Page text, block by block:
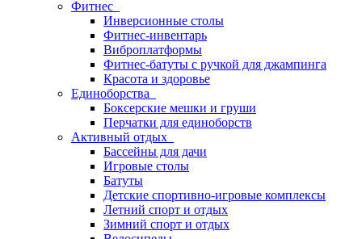
Фитнес
Инверсионные столы
Фитнес-инвентарь
Виброплатформы
Фитнес-батуты с ручкой для джампинга
Красота и здоровье
Единоборства
Боксерские мешки и груши
Перчатки для единоборств
Активный отдых
Бассейны для дачи
Игровые столы
Батуты
Детские спортивно-игровые комплексы
Летний спорт и отдых
Зимний спорт и отдых